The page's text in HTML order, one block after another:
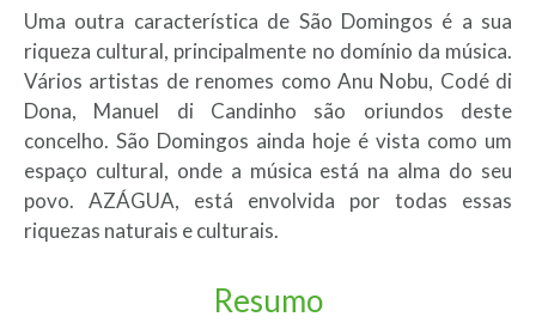
Uma outra característica de São Domingos é a sua
riqueza cultural, principalmente no domínio da música.
Vários artistas de renomes como Anu Nobu, Codé di
Dona, Manuel di Candinho são oriundos deste
concelho. São Domingos ainda hoje é vista como um
espaço cultural, onde a música está na alma do seu
povo. AZÁGUA, está envolvida por todas essas
riquezas naturais e culturais.
Resumo